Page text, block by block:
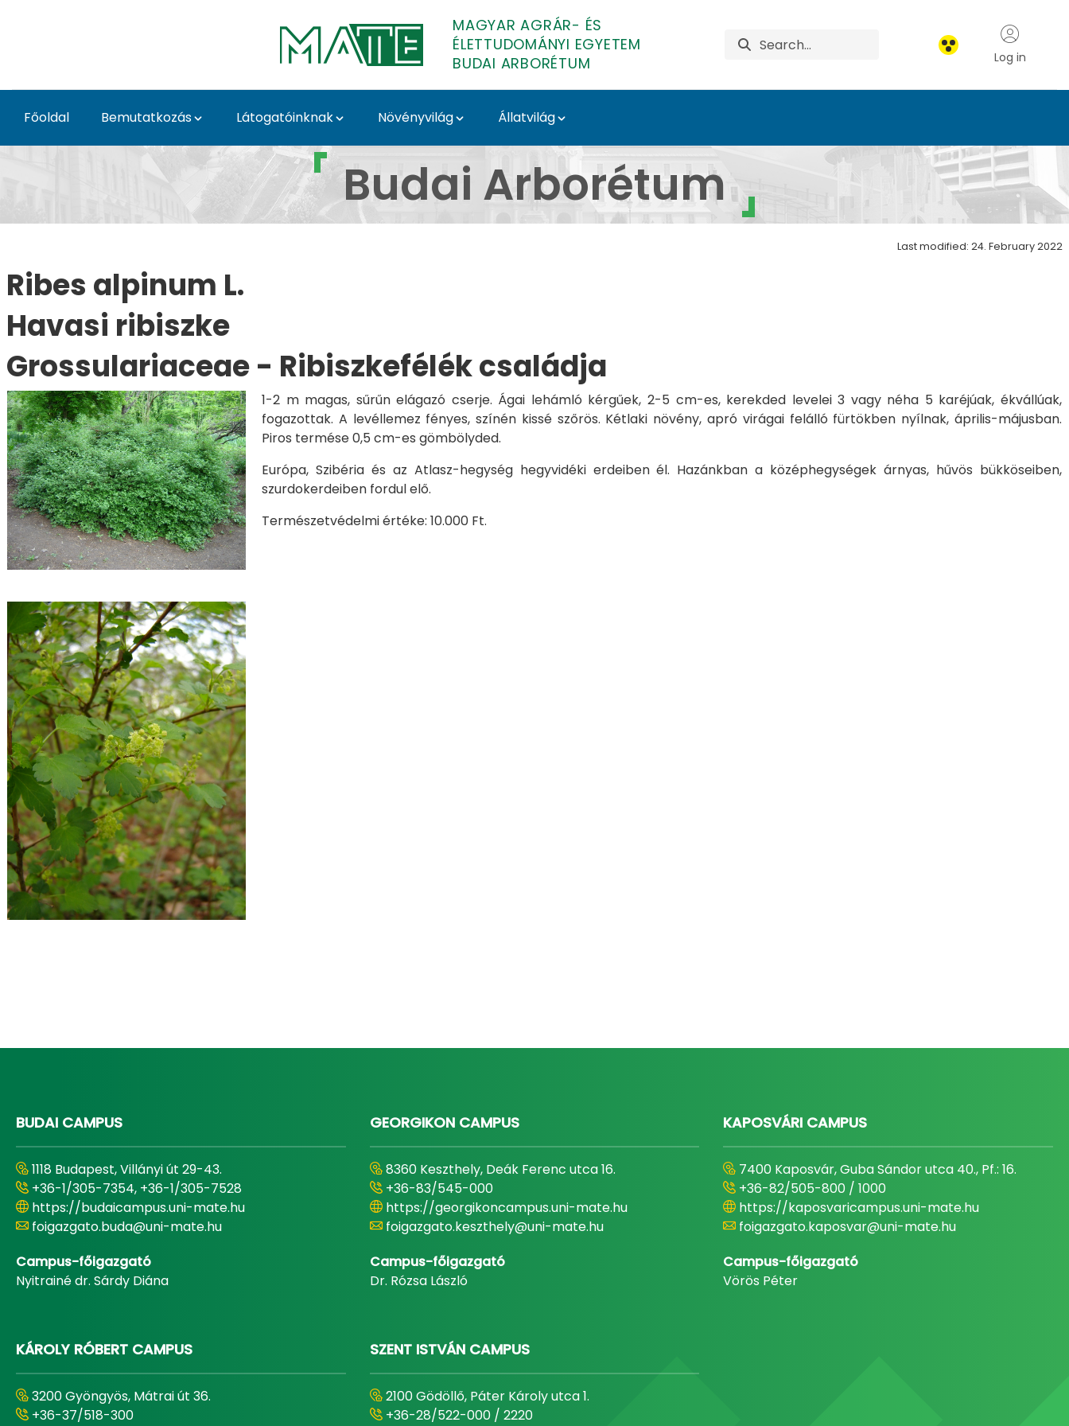
MAGYAR AGRÁR- ÉS
ÉLETTUDOMÁNYI EGYETEM
BUDAI ARBORÉTUM
Log in
Főoldal Bemutatkozás Látogatóinknak Növényvilág Állatvilág
Ribes alpinum L. - Budai Arborétum
Budai Arborétum
Last modified: 24. February 2022
Ribes alpinum L.
Havasi ribiszke
Grossulariaceae - Ribiszkefélék családja
1-2 m magas, sűrűn elágazó cserje. Ágai lehámló kérgűek, 2-5 cm-es, kerekded levelei 3 vagy néha 5 karéjúak, ékvállúak,
fogazottak. A levéllemez fényes, színén kissé szőrös. Kétlaki növény, apró virágai felálló fürtökben nyílnak, április-májusban.
Piros termése 0,5 cm-es gömbölyded.
Európa, Szibéria és az Atlasz-hegység hegyvidéki erdeiben él. Hazánkban a középhegységek árnyas, hűvös bükköseiben,
szurdokerdeiben fordul elő.
Természetvédelmi értéke: 10.000 Ft.
BUDAI CAMPUS
1118 Budapest, Villányi út 29-43.
+36-1/305-7354, +36-1/305-7528
https://budaicampus.uni-mate.hu
foigazgato.buda@uni-mate.hu
Campus-főigazgató
Nyitrainé dr. Sárdy Diána
GEORGIKON CAMPUS
8360 Keszthely, Deák Ferenc utca 16.
+36-83/545-000
https://georgikoncampus.uni-mate.hu
foigazgato.keszthely@uni-mate.hu
Campus-főigazgató
Dr. Rózsa László
KAPOSVÁRI CAMPUS
7400 Kaposvár, Guba Sándor utca 40., Pf.: 16.
+36-82/505-800 / 1000
https://kaposvaricampus.uni-mate.hu
foigazgato.kaposvar@uni-mate.hu
Campus-főigazgató
Vörös Péter
KÁROLY RÓBERT CAMPUS
3200 Gyöngyös, Mátrai út 36.
+36-37/518-300
SZENT ISTVÁN CAMPUS
2100 Gödöllő, Páter Károly utca 1.
+36-28/522-000 / 2220